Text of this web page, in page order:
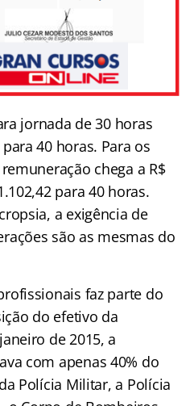
jornada de 30 horas
40 horas. Para os
chega a R$
para 40 horas.
a exigência de
são as mesmas do
faz parte do
do efetivo da
de 2015, a
com apenas 40% do
Polícia Militar, a Polícia